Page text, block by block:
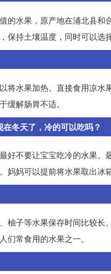
的水果，原产地在浦北县
保持土壤温度，同时可以选
将水果加热。直接食用凉
缓解肠胃不适。
冬天了，冷的可以吃吗？
好不要让宝宝吃冷的水果
妈妈可以提前将水果取出冰
柚子等水果保存时间比较
们常食用的水果之一。